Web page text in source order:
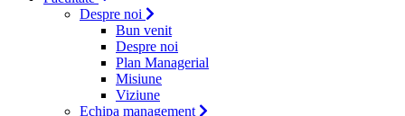
Despre noi
Bun venit
Despre noi
Plan Managerial
Misiune
Viziune
Echipa management